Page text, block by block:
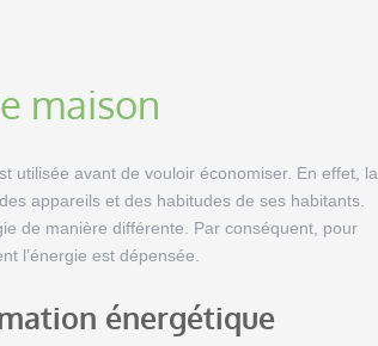
maison
utilisée avant de vouloir économiser. En effet, la
appareils et des habitudes de ses habitants.
de manière différente. Par conséquent, pour
l’énergie est dépensée.
énergétique